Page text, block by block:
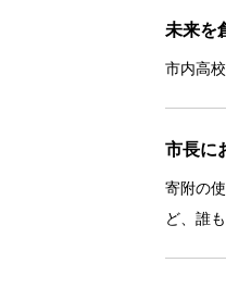
未来を
市内高
市長に
寄附の
ど、誰